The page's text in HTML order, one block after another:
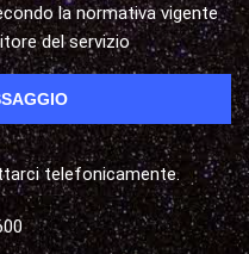
la normativa vigente
del servizio
telefonicamente.